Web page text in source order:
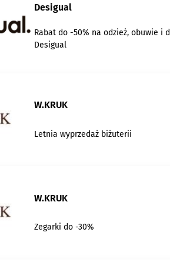
Desigual
Rabat do -50% na odzież, obuwie i
Desigual
W.KRUK
Letnia wyprzedaż biżuterii
W.KRUK
Zegarki do -30%